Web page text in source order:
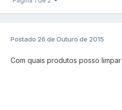
Postado 26 de Outuro de 2015
Com quais produtos posso